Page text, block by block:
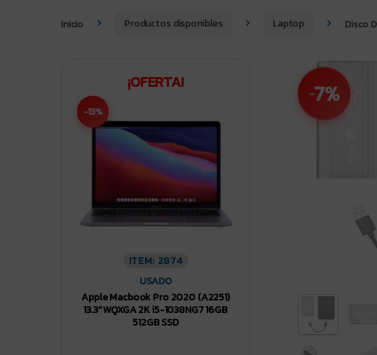
Inicio Productos disponibles Laptop Disco
-7%
¡OFERTA!
-13%
ITEM: 2874
USADO
Apple Macbook Pro 2020 (A2251)
13.3″ WQXGA 2K i5-1038NG7 16GB
512GB SSD